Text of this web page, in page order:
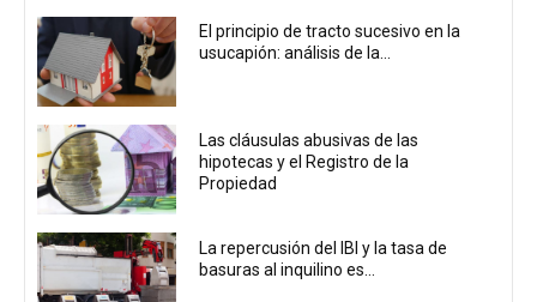
El principio de tracto sucesivo en la
usucapión: análisis de la...
Las cláusulas abusivas de las
hipotecas y el Registro de la
Propiedad
La repercusión del IBI y la tasa de
basuras al inquilino es...